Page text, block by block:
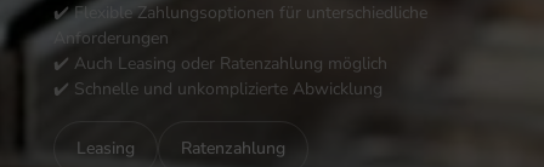
✔️ Flexible Zahlungsoptionen für unterschiedliche
Anforderungen
✔️ Auch Leasing oder Ratenzahlung möglich
✔️ Schnelle und unkomplizierte Abwicklung
Leasing Ratenzahlung